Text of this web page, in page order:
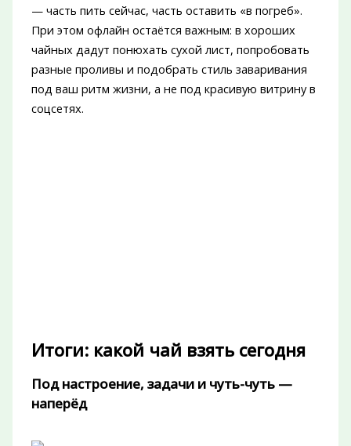
— часть пить сейчас, часть оставить «в погреб».
При этом офлайн остаётся важным: в хороших
чайных дадут понюхать сухой лист, попробовать
разные проливы и подобрать стиль заваривания
под ваш ритм жизни, а не под красивую витрину в
соцсетях.
Итоги: какой чай взять сегодня
Под настроение, задачи и чуть-чуть —
наперёд